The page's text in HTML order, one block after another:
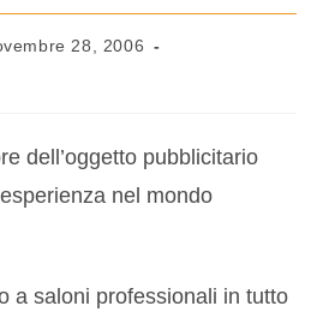
28, 2006
dell’oggetto pubblicitario
nel mondo
a saloni professionali in tutto